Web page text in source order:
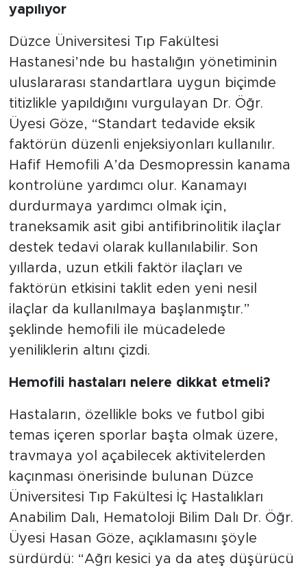
yapılıyor
Düzce Üniversitesi Tıp Fakültesi
Hastanesi’nde bu hastalığın yönetiminin
uluslararası standartlara uygun biçimde
titizlikle yapıldığını vurgulayan Dr. Öğr.
Üyesi Göze, “Standart tedavide eksik
faktörün düzenli enjeksiyonları kullanılır.
Hafif Hemofili A’da Desmopressin kanama
kontrolüne yardımcı olur. Kanamayı
durdurmaya yardımcı olmak için,
traneksamik asit gibi antifibrinolitik ilaçlar
destek tedavi olarak kullanılabilir. Son
yıllarda, uzun etkili faktör ilaçları ve
faktörün etkisini taklit eden yeni nesil
ilaçlar da kullanılmaya başlanmıştır.”
şeklinde hemofili ile mücadelede
yeniliklerin altını çizdi.
Hemofili hastaları nelere dikkat etmeli?
Hastaların, özellikle boks ve futbol gibi
temas içeren sporlar başta olmak üzere,
travmaya yol açabilecek aktivitelerden
kaçınması önerisinde bulunan Düzce
Üniversitesi Tıp Fakültesi İç Hastalıkları
Anabilim Dalı, Hematoloji Bilim Dalı Dr. Öğr.
Üyesi Hasan Göze, açıklamasını şöyle
sürdürdü: “Ağrı kesici ya da ateş düşürücü